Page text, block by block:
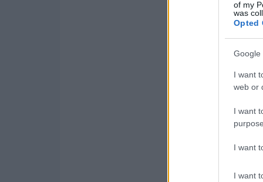
of my
was
Opted
Google
I want
web or
I want
I want
I want